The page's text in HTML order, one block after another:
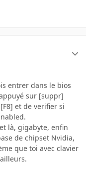
entrer dans le bios
sur [suppr]
et de verifier si
là, gigabyte, enfin
de chipset Nvidia,
que toi avec clavier